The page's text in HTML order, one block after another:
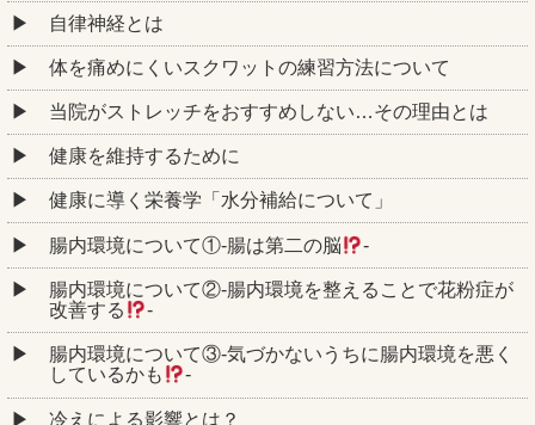
自律神経とは
体を痛めにくいスクワットの練習方法について
当院がストレッチをおすすめしない…その理由とは
健康を維持するために
健康に導く栄養学「水分補給について」
腸内環境について①‐腸は第二の脳 ‐
腸内環境について②‐腸内環境を整えることで花粉症が
改善する
‐
腸内環境について③‐気づかないうちに腸内環境を悪く
しているかも
‐
冷えによる影響とは？